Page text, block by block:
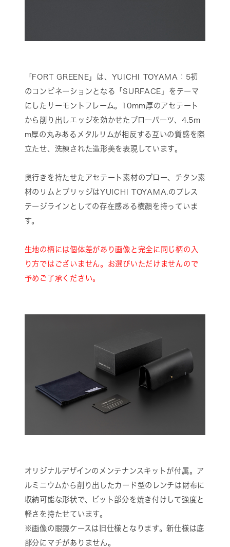
「FORT GREENE」は、YUICHI TOYAMA：5初
のコンビネーションとなる「SURFACE」をテーマ
にしたサーモントフレーム。10mm厚のアセテート
から削り出しエッジを効かせたブローパーツ、4.5m
m厚の丸みあるメタルリムが相反する互いの質感を際
立たせ、洗練された造形美を表現しています。
奥行きを持たせたアセテート素材のブロー、チタン素
材のリムとブリッジはYUICHI TOYAMA.のプレス
テージラインとしての存在感ある横顔を持っていま
す。
生地の柄には個体差があり画像と完全に同じ柄の入
り方ではございません。お選びいただけませんので
予めご了承ください。
オリジナルデザインのメンテナンスキットが付属。ア
ルミニウムから削り出したカード型のレンチは財布に
収納可能な形状で、ビット部分を焼き付けして強度と
軽さを持たせています。
※画像の眼鏡ケースは旧仕様となります。新仕様は底
部分にマチがありません。